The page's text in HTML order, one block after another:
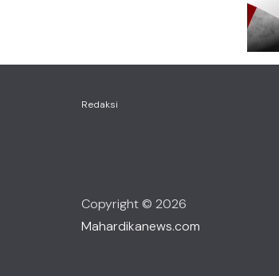
Redaksi
Copyright © 2026
Mahardikanews.com